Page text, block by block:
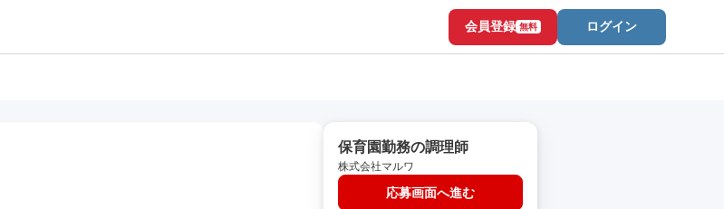
会員登録 無料 ログイン
保育園勤務の調理師
株式会社マルワ
応募画面へ進む